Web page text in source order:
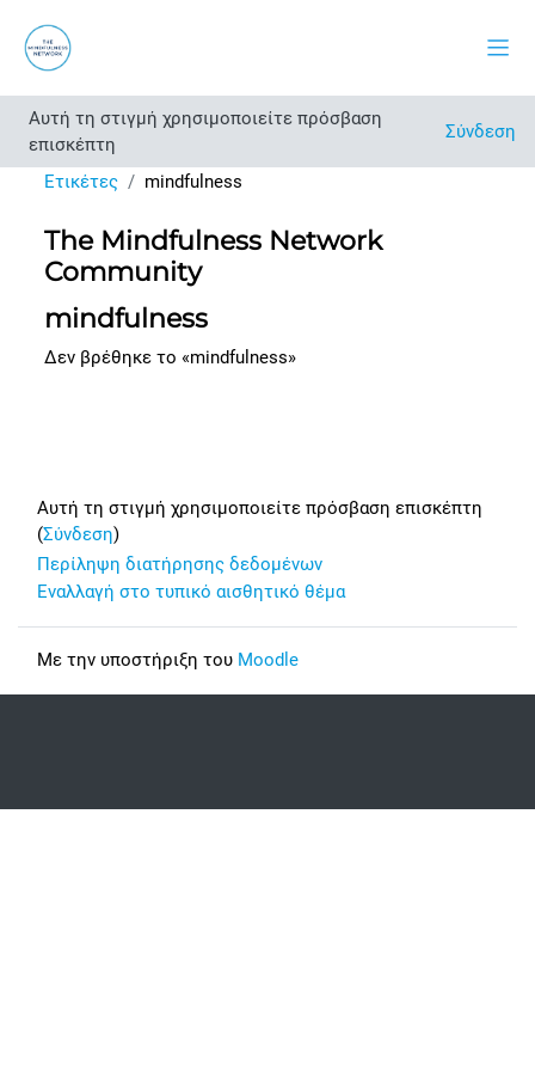
Αυτή τη στιγμή χρησιμοποιείτε πρόσβαση
επισκέπτη
Σύνδεση
Ετικέτες mindfulness
The Mindfulness Network
Community
mindfulness
Δεν βρέθηκε το «mindfulness»
Αυτή τη στιγμή χρησιμοποιείτε πρόσβαση επισκέπτη
(Σύνδεση)
Περίληψη διατήρησης δεδομένων
Εναλλαγή στο τυπικό αισθητικό θέμα
Με την υποστήριξη του Moodle